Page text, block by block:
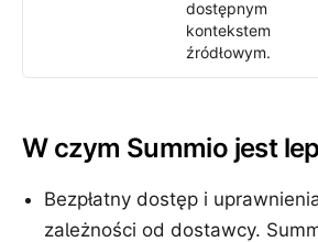
dostępnym
kontekstem
źródłowym.
W czym Summio jest
Bezpłatny dostęp i
zależności od dostawcy.